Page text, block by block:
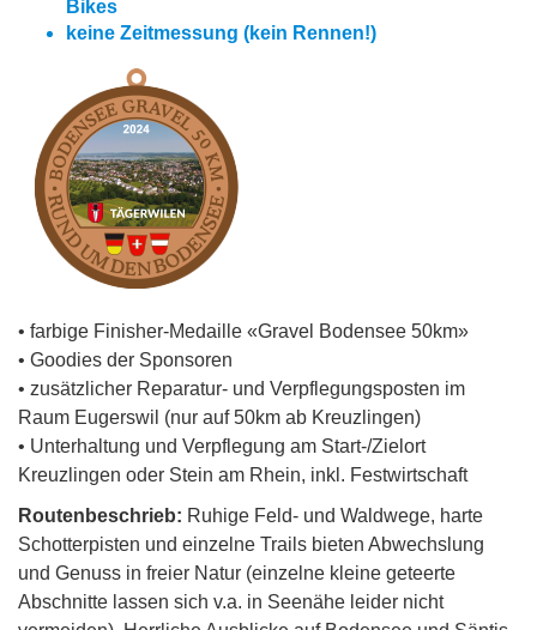
Bikes
keine Zeitmessung (kein Rennen!)
• farbige Finisher-Medaille «Gravel Bodensee 50km»
• Goodies der Sponsoren
• zusätzlicher Reparatur- und Verpflegungsposten im
Raum Eugerswil (nur auf 50km ab Kreuzlingen)
• Unterhaltung und Verpflegung am Start-/Zielort
Kreuzlingen oder Stein am Rhein, inkl. Festwirtschaft
Routenbeschrieb: Ruhige Feld- und Waldwege, harte
Schotterpisten und einzelne Trails bieten Abwechslung
und Genuss in freier Natur (einzelne kleine geteerte
Abschnitte lassen sich v.a. in Seenähe leider nicht